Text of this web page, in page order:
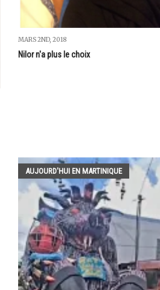
MARS 2ND, 2018
Nilor n'a plus le choix
AUJOURD'HUI EN MARTINIQUE